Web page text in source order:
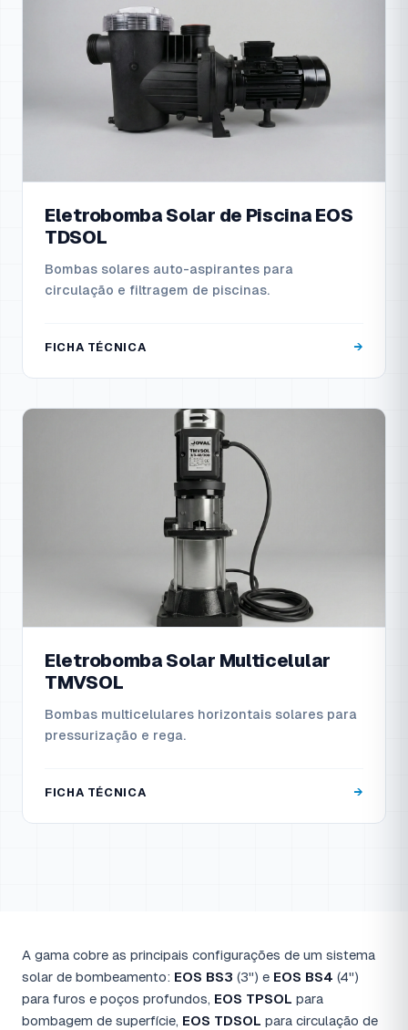
Eletrobomba Solar de Piscina EOS
TDSOL
Bombas solares auto-aspirantes para
circulação e filtragem de piscinas.
FICHA TÉCNICA
Eletrobomba Solar Multicelular
TMVSOL
Bombas multicelulares horizontais solares para
pressurização e rega.
FICHA TÉCNICA
Solares · Visão Técnica
A gama cobre as principais configurações de um sistema
solar de bombeamento: EOS BS3 (3") e EOS BS4 (4")
para furos e poços profundos, EOS TPSOL para
bombagem de superfície, EOS TDSOL para circulação de